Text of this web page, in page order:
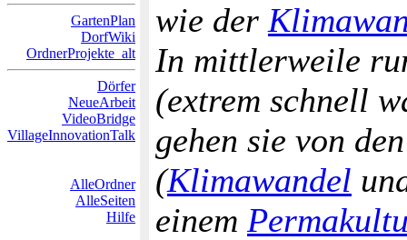
GartenPlan
DorfWiki
OrdnerProjekte_alt
Dörfer
NeueArbeit
VideoBridge
VillageInnovationTalk
AlleOrdner
AlleSeiten
Hilfe
wie der
In mittlerweile
(extrem schnell
gehen sie von
(Klimawandel
einem